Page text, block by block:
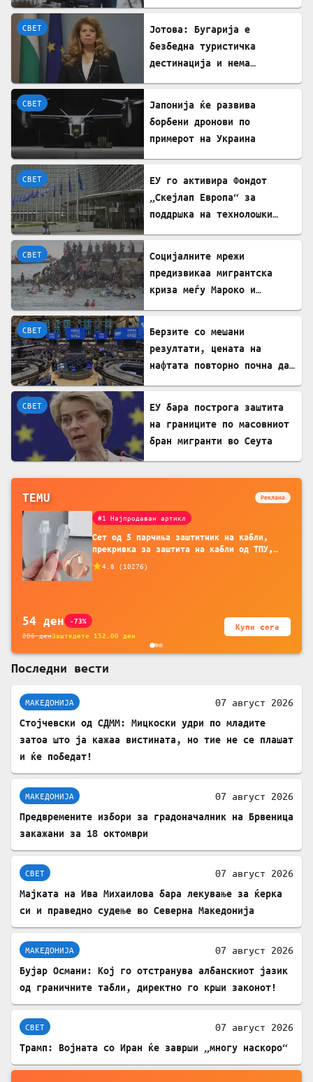
СВЕТ
Јотова: Бугарија е
безбедна туристичка
дестинација и нема
СВЕТ
Јапонија ќе развива
борбени дронови по
примерот на Украина
СВЕТ
ЕУ го активира Фондот
„Скејлап Европа“ за
поддршка на технолошки
СВЕТ
Социјалните мрежи
предизвикаа мигрантска
криза меѓу Мароко и
СВЕТ
Берзите со мешани
резултати, цената на
нафтата повторно почна да
СВЕТ
ЕУ бара построга заштита
на границите по масовниот
бран мигранти во Сеута
TEMU Реклама
#1 Најпродаван артикл
Сет од 5 парчиња заштитник на кабли,
прекривка за заштита на кабли од ТПУ,
додатоци за заштита на кабли, без
батерија, за мобилни телефони, комплет
4.8 ( 10276)
54 ден -73%
206денЗаштедете 152.00 ден
Купи сега
Последни вести
МАКЕДОНИЈА 07 август 2026
Стојчевски од СДММ: Мицкоски удри по младите
затоа што ја кажаа вистината, но тие не се плашат
и ќе победат!
МАКЕДОНИЈА 07 август 2026
Предвремените избори за градоначалник на Брвеница
закажани за 18 октомври
СВЕТ 07 август 2026
Мајката на Ива Михаилова бара лекување за ќерка
си и праведно судење во Северна Македонија
МАКЕДОНИЈА 07 август 2026
Бујар Османи: Кој го отстранува албанскиот јазик
од граничните табли, директно го крши законот!
СВЕТ 07 август 2026
Трамп: Војната со Иран ќе заврши „многу наскоро“